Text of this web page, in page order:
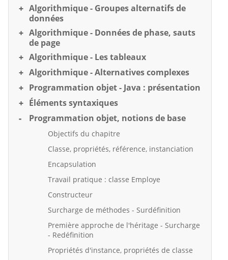
Algorithmique - Groupes alternatifs de
données
Algorithmique - Données de phase, sauts
de page
Algorithmique - Les tableaux
Algorithmique - Alternatives complexes
Programmation objet - Java : présentation
Éléments syntaxiques
Programmation objet, notions de base
Objectifs du chapitre
Classe, propriétés, référence, instanciation
Encapsulation
Travail pratique : classe Employe
Constructeur
Surcharge de méthodes - Surdéfinition
Première approche de l'héritage - Surcharge
- Redéfinition
Propriétés d'instance, propriétés de classe